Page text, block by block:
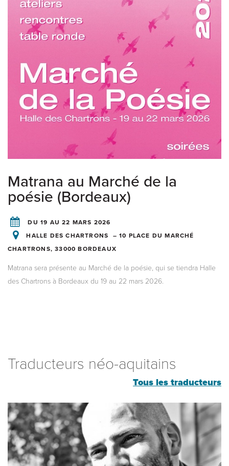
Matrana au Marché de la
poésie (Bordeaux)
DU 19 AU 22 MARS 2026
HALLE DES CHARTRONS – 10 PLACE DU MARCHÉ
CHARTRONS, 33000 BORDEAUX
Matrana sera présente au Marché de la poésie, qui se tiendra Halle
des Chartrons à Bordeaux du 19 au 22 mars 2026.
Traducteurs néo-aquitains
Tous les traducteurs